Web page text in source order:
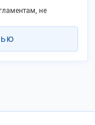
не
крае. Ускорьте